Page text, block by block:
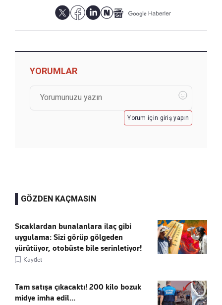
YORUMLAR
Yorum için giriş yapın
GÖZDEN KAÇMASIN
Sıcaklardan bunalanlara ilaç gibi
uygulama: Sizi görüp gölgeden
yürütüyor, otobüste bile serinletiyor!
Kaydet
Tam satışa çıkacaktı! 200 kilo bozuk
midye imha edil...